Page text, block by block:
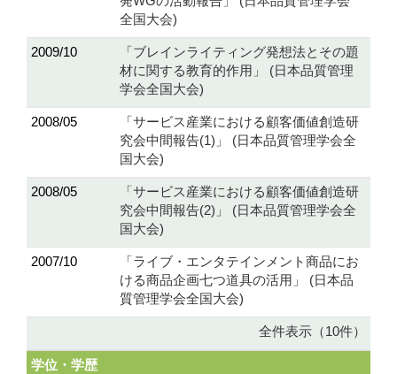
全国大会)
2009/10
「ブレインライティング発想法とその題
材に関する教育的作用」 (日本品質管理
学会全国大会)
2008/05
「サービス産業における顧客価値創造研
究会中間報告(1)」 (日本品質管理学会全
国大会)
2008/05
「サービス産業における顧客価値創造研
究会中間報告(2)」 (日本品質管理学会全
国大会)
2007/10
「ライブ・エンタテインメント商品にお
ける商品企画七つ道具の活用」 (日本品
質管理学会全国大会)
全件表示（10件）
学位・学歴